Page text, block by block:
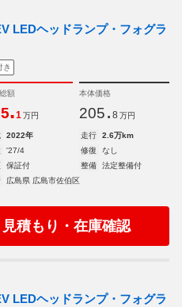
LEDヘッドランプ・フォグラ
き
額
.1 万円
本体価格
205. 8 万円
2022年 走行
2.6万km
'27/4 修復
なし
保証付 整備
法定整備付
広島県 広島市佐伯区
見積もり・在庫確認
LEDヘッドランプ・フォグラ